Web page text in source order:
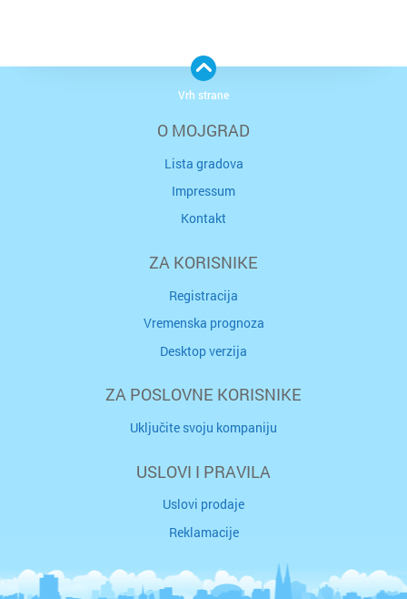
O MOJGRAD
Lista gradova
Impressum
Kontakt
ZA KORISNIKE
Registracija
Vremenska prognoza
Desktop verzija
ZA POSLOVNE KORISNIKE
Uključite svoju kompaniju
USLOVI I PRAVILA
Uslovi prodaje
Reklamacije
Vrh strane